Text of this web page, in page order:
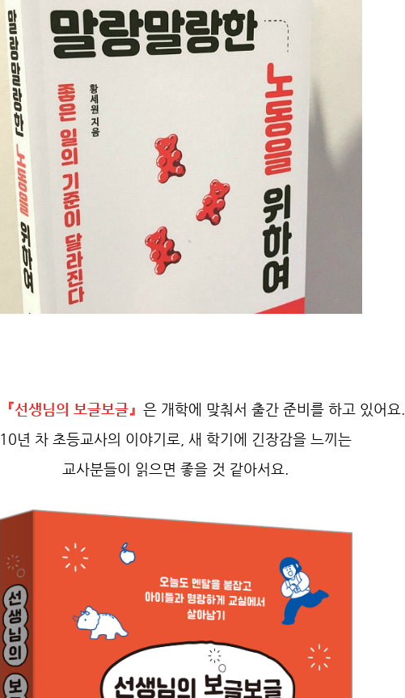
『선생님의 보글보글』 은 개학에 맞춰서 출간 준비를 하고 있어요.
10년 차 초등교사의 이야기로, 새 학기에 긴장감을 느끼는
교사분들이 읽으면 좋을 것 같아서요.